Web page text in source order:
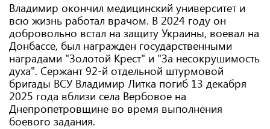
Владимир окончил медицинский университет и
всю жизнь работал врачом. В 2024 году он
добровольно встал на защиту Украины, воевал на
Донбассе, был награжден государственными
наградами "Золотой Крест" и "За несокрушимость
духа". Сержант 92-й отдельной штурмовой
бригады ВСУ Владимир Литка погиб 13 декабря
2025 года вблизи села Вербовое на
Днепропетровщине во время выполнения
боевого задания.